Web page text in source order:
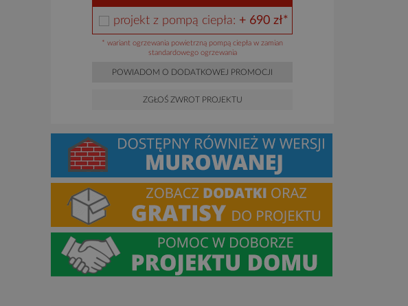
projekt z pompą ciepła: + 690 zł*
* wariant ogrzewania powietrzną pompą ciepła w zamian
standardowego ogrzewania
POWIADOM O DODATKOWEJ PROMOCJI
ZGŁOŚ ZWROT PROJEKTU